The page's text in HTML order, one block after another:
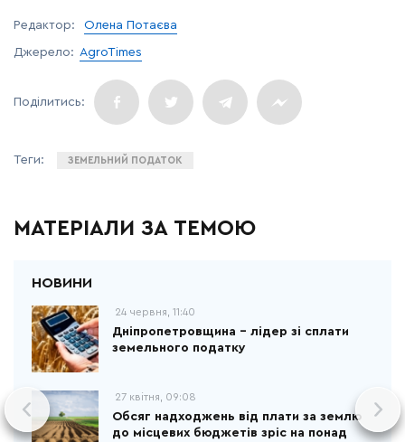
Редактор: Олена Потаєва
Джерело: AgroTimes
ЗЕМЕЛЬНИЙ ПОДАТОК
МАТЕРІАЛИ ЗА ТЕМОЮ
24 червня, 11:40
Дніпропетровщина – лідер зі сплати
земельного податку
27 квітня, 09:08
Обсяг надходжень від плати за землю
до місцевих бюджетів зріс на понад